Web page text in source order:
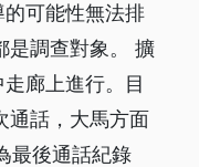
可能性無法排
是調查對象。 擴
廊上進行。目
通話，大馬方面
最後通話紀錄